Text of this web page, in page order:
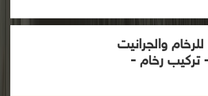
والجرانيت
تركيب رخام -